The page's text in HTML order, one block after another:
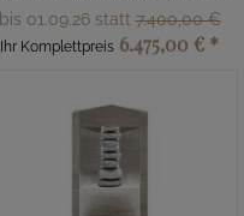
bis 01.09.26 statt7.400,00 €
Ihr Komplettpreis 6.475,00 € *